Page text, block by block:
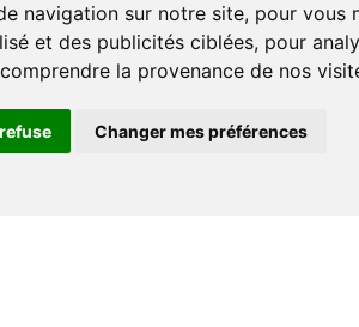
navigation sur notre site, pour vous
et des publicités ciblées, pour
la provenance de nos
refuse Changer mes préférences
vos